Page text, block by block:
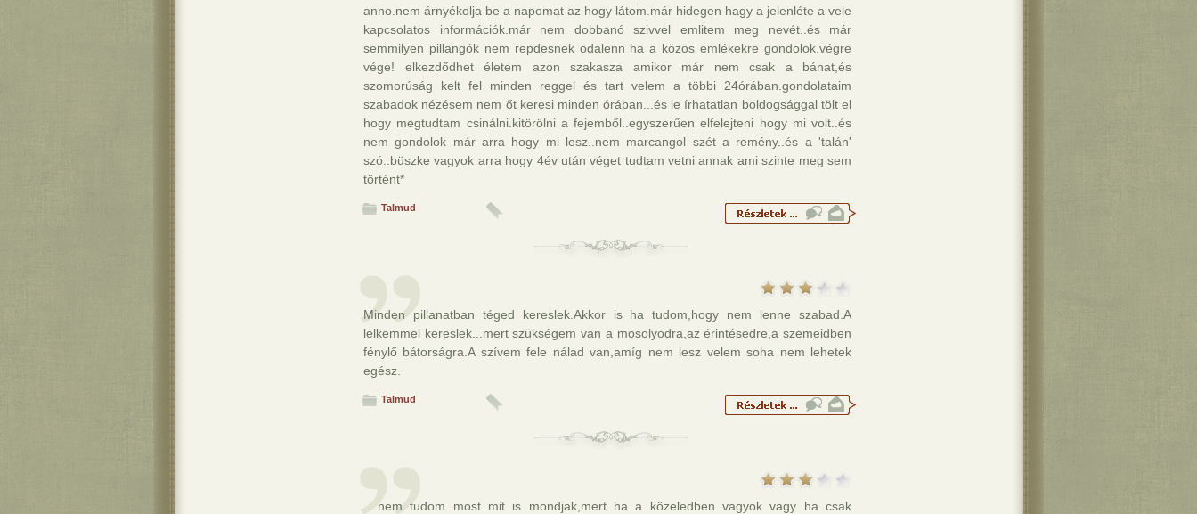
anno.nem árnyékolja be a napomat az hogy látom.már hidegen hagy a jelenléte a vele
kapcsolatos információk.már nem dobbanó szivvel emlitem meg nevét..és már
semmilyen pillangók nem repdesnek odalenn ha a közös emlékekre gondolok.végre
vége! elkezdődhet életem azon szakasza amikor már nem csak a bánat,és
szomorúság kelt fel minden reggel és tart velem a többi 24órában.gondolataim
szabadok nézésem nem őt keresi minden órában...és le írhatatlan boldogsággal tölt el
hogy megtudtam csinálni.kitörölni a fejemből..egyszerűen elfelejteni hogy mi volt..és
nem gondolok már arra hogy mi lesz..nem marcangol szét a remény..és a 'talán'
szó..büszke vagyok arra hogy 4év után véget tudtam vetni annak ami szinte meg sem
történt*
Talmud
Minden pillanatban téged kereslek.Akkor is ha tudom,hogy nem lenne szabad.A
lelkemmel kereslek...mert szükségem van a mosolyodra,az érintésedre,a szemeidben
fénylő bátorságra.A szívem fele nálad van,amíg nem lesz velem soha nem lehetek
egész.
Talmud
....nem tudom most mit is mondjak,mert ha a közeledben vagyok vagy ha csak